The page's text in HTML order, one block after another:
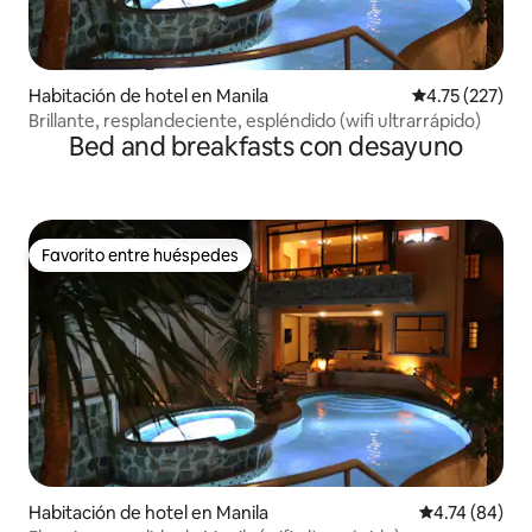
Habitación de hotel en Manila Calificación
4.75 (227)
Brillante, resplandeciente, espléndido (wifi ultrarrápido)
Bed and breakfasts con desayuno
Favorito entre huéspedes
Favorito entre huéspedes
Habitación de hotel en Manila Calificación
4.74 (84)